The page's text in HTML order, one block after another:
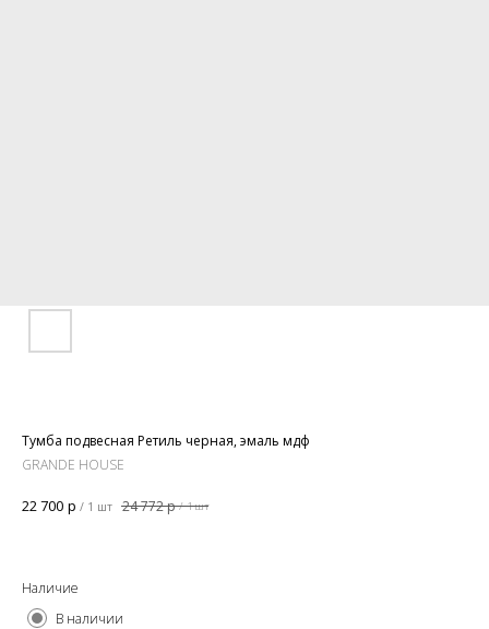
Тумба подвесная Ретиль черная, эмаль мдф
GRANDE HOUSE
22 700 р / 1 шт 24 772р / 1 шт
Наличие
В наличии